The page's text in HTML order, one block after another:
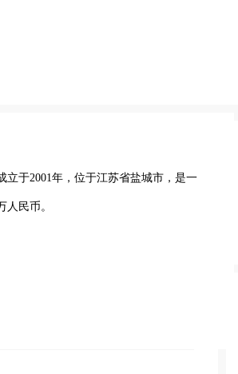
于2001年，位于江苏省盐城市，是一
民币。